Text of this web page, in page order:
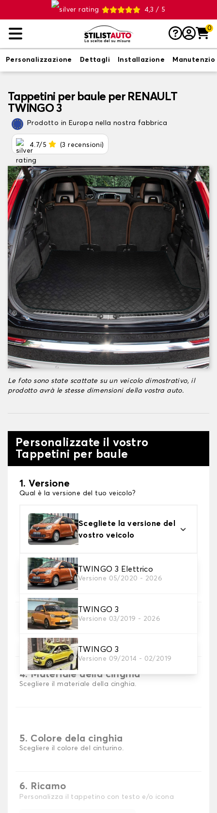
4,3 / 5
0
Personalizzazione Dettagli Installazione
Tappetini per baule per RENAULT
TWINGO 3
Prodotto in Europa nella nostra fabbrica
4.7/5 (3 recensioni)
Le foto sono state scattate su un veicolo dimostrativo, il
prodotto avrà le stesse dimensioni della vostra auto.
Personalizzate il vostro
Tappetini per baule
1. Versione
Qual è la versione del tuo veicolo?
Scegliete la versione del
vostro veicolo
TWINGO 3 Elettrico
Versione 05/2020 - 2026
TWINGO 3
Versione 03/2019 - 2026
TWINGO 3
Versione 09/2014 - 02/2019
2. Materiale
scegli il materiale del tappetini per baule
3. Colori dei tappetini
Scegli il materiale del tappetino baule.
4. Materiale della cinghia
Scegliere il materiale della cinghia.
5. Colore dela cinghia
Scegliere il colore del cinturino.
6. Ricamo
Personalizza il tappetino con testo e/o icona